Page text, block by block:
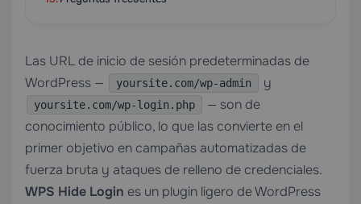
Las URL de inicio de sesión predeterminadas de
WordPress —
yoursite.com/wp-admin y
yoursite.com/wp-login.php
— son de
conocimiento público, lo que las convierte en el
primer objetivo en campañas automatizadas de
fuerza bruta y ataques de relleno de credenciales.
WPS Hide Login es un plugin ligero de WordPress